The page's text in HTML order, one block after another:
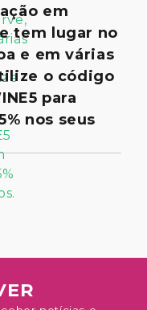
em
tem lugar no
e em várias
o código
para
nos seus